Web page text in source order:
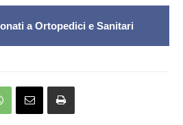
a Ortopedici e Sanitari